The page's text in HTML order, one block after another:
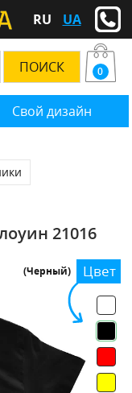
RU UA
Свой дизайн
0
21016
Цвет
(Черный)